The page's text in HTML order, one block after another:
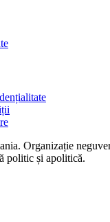
Organizație
politic și apolitică.